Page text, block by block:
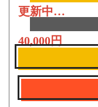
更新中…
40,000円